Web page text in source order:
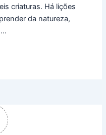
criaturas. Há lições
da natureza,